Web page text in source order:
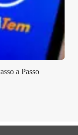
a Passo